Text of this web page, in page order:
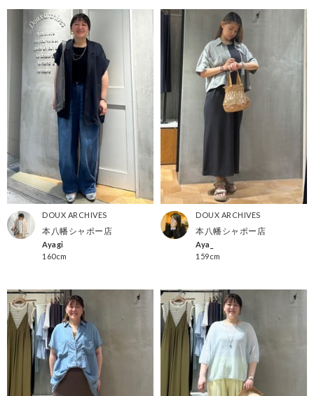
DOUX ARCHIVES
本八幡シャポー店
Ayagi
160cm
DOUX ARCHIVES
本八幡シャポー店
Aya_
159cm